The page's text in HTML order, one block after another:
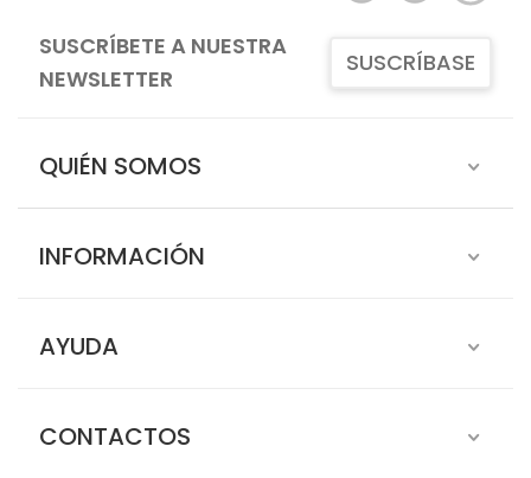
SUSCRÍBETE A NUESTRA
NEWSLETTER
SUSCRÍBASE
QUIÉN SOMOS
INFORMACIÓN
AYUDA
CONTACTOS